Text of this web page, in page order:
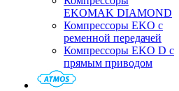
EKOMAK DIAMOND
Компрессоры EKO c
ременной передачей
Компрессоры EKO D с
прямым приводом